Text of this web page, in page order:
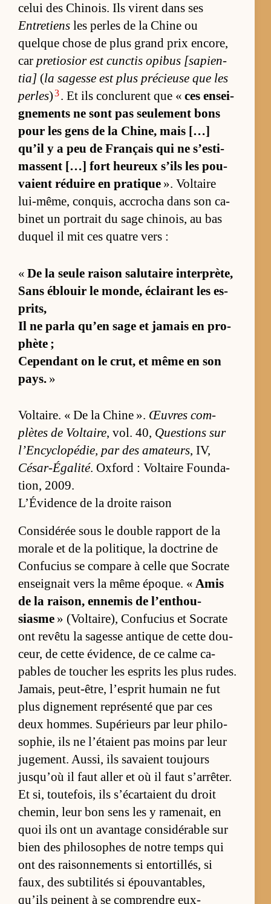
ce­lui des Chi­nois. Ils virent dans ses
Entretiens les perles de la Chine ou
quelque chose de plus grand prix en­co­re,
car pre­tio­sior est cunc­tis opi­bus [sa­pien­
tia] (la sa­gesse est plus pré­cieuse que les
perles)3. Et ils conclurent que « ces en­sei­
gne­ments ne sont pas seule­ment bons
pour les gens de la Chi­ne, mais […]
qu’il y a peu de Français qui ne s’es­ti­
massent […] fort heu­reux s’ils les pou­
vaient ré­duire en pra­tique ». Vol­taire
lui-mê­me, conquis, ac­cro­cha dans son ca­
bi­net un por­trait du sage chi­nois, au bas
duquel il mit ces quatre vers :
« De la seule rai­son sa­lu­taire in­ter­prè­te,
Sans éblouir le mon­de, éclai­rant les es­
prits,
Il ne parla qu’en sage et ja­mais en pro­
phète ;
Ce­pen­dant on le crut, et même en son
pays. »
Vol­taire. « De la Chine ». Œuvres com­
plètes de Vol­taire, vol. 40, Ques­tions sur
l’En­cy­clo­pé­die, par des ama­teurs, IV,
César-Égalité. Ox­ford : Vol­taire Foun­da­
tion, 2009.
L’Évidence de la droite raison
Consi­dé­rée sous le double rap­port de la
mo­rale et de la po­li­tique, la doc­trine de
Confu­cius se com­pare à celle que So­crate
en­sei­gnait vers la même époque. « Amis
de la rai­son, en­ne­mis de l’en­thou­
siasme » (Vol­tai­re), Confu­cius et So­crate
ont re­vêtu la sa­gesse an­tique de cette dou­
ceur, de cette évi­den­ce, de ce calme ca­
pables de tou­cher les es­prits les plus rudes.
Ja­mais, peut-être, l’es­prit hu­main ne fut
plus di­gne­ment re­pré­senté que par ces
deux hommes. Su­pé­rieurs par leur phi­lo­
so­phie, ils ne l’étaient pas moins par leur
ju­ge­ment. Aus­si, ils sa­vaient toujours
jusqu’où il faut al­ler et où il faut s’ar­rê­ter.
Et si, tou­te­fois, ils s’écar­taient du droit
che­min, leur bon sens les y ra­me­nait, en
quoi ils ont un avan­tage consi­dé­rable sur
bien des phi­lo­sophes de notre temps qui
ont des rai­son­ne­ments si en­tor­tillés, si
faux, des sub­ti­li­tés si épou­van­ta­bles,
qu’ils peinent à se com­prendre eux-